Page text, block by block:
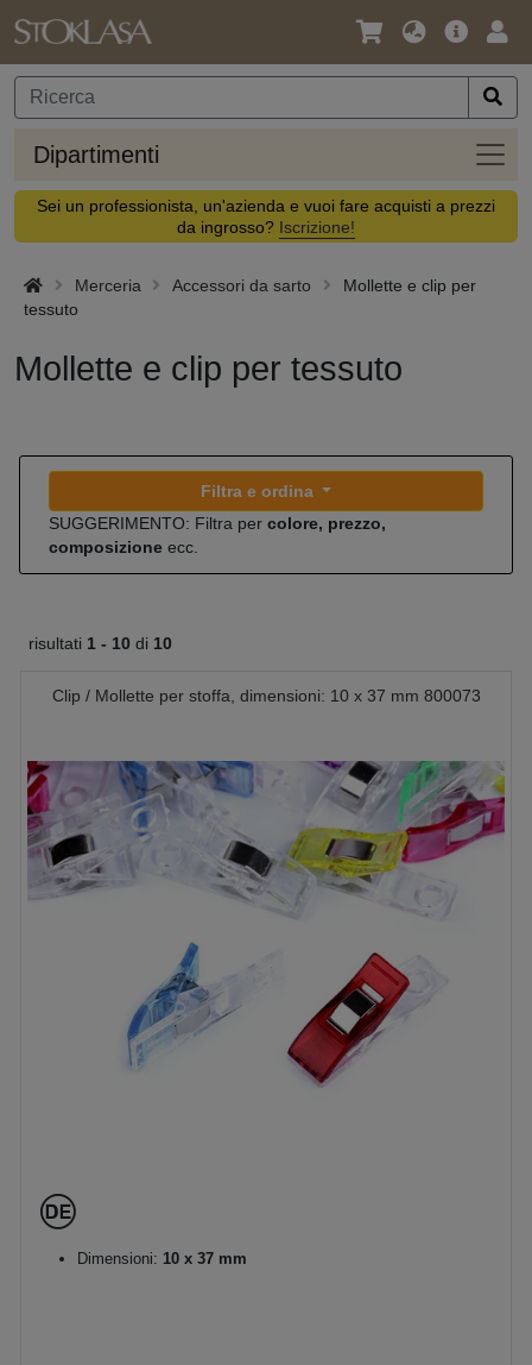
Lingua
Valuta
Offerta
Dipartimenti
Sei un professionista, un'azienda e vuoi fare acquisti a prezzi
da ingrosso? Iscrizione!
Merceria Accessori da sarto
Mollette e clip per
tessuto
Mollette e clip per tessuto
Filtra e ordina
SUGGERIMENTO: Filtra per colore, prezzo,
composizione ecc.
risultati 1 - 10 di 10
Clip / Mollette per stoffa, dimensioni: 10 x 37 mm 800073
Dimensioni: 10 x 37 mm